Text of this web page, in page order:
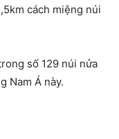
cách miệng núi
số 129 núi nửa
Nam Á này.